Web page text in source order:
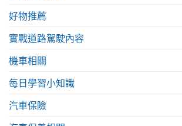
好物推薦
實戰道路駕駛內容
機車相關
每日學習小知識
汽車保險